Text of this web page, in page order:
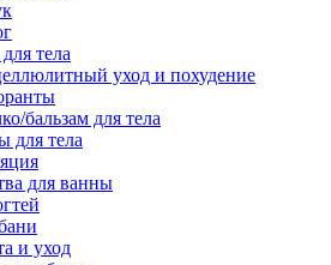
тела
уход и похудение
бальзам для тела
для тела
для ванны
и уход